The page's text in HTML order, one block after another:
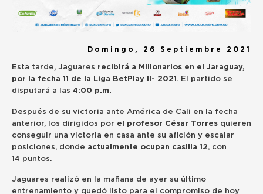
Domingo, 26 Septiembre 2021
Esta tarde, Jaguares recibirá a Millonarios en el Jaraguay,
por la fecha 11 de la Liga BetPlay II- 2021 . El partido se
disputará a las 4:00 p.m.
Después de su victoria ante América de Cali en la fecha
anterior, los dirigidos por el profesor César Torres quieren
conseguir una victoria en casa ante su afición y escalar
posiciones, donde actualmente ocupan casilla 12, con
14 puntos.
Jaguares realizó en la mañana de ayer su último
entrenamiento y quedó listo para el compromiso de hoy